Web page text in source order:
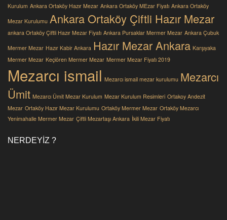
Kurulum Ankara Ortaköy Hazır Mezar Ankara Ortaköy MEzar Fiyatı Ankara Ortaköy
Mezar Kurulumu Ankara Ortaköy Çiftli Hazır Mezar
ankara Ortaköy Çiftli Hazır Mezar Fiyatı Ankara Pursaklar Mermer Mezar Ankara Çubuk
Mermer Mezar Hazır Kabir Ankara Hazır Mezar Ankara Karşıyaka
Mermer Mezar Keçiören Mermer Mezar Mermer Mezar Fiyatı 2019
Mezarcı ismail Mezarcı ismail mezar kurulumu Mezarcı
Ümit Mezarcı Ümit Mezar Kurulum Mezar Kurulum Resimleri Ortakoy Andezit
Mezar Ortaköy Hazır Mezar Kurulumu Ortaköy Mermer Mezar Ortaköy Mezarcı
Yenimahalle Mermer Mezar Çiftli Mezartaşı Ankara İkili Mezar Fiyatı
NERDEYIZ ?